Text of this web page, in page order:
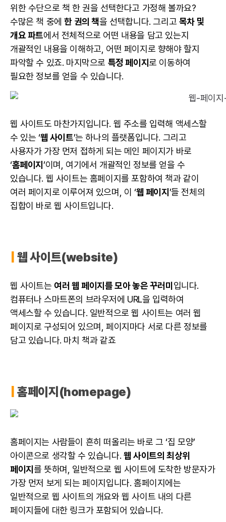
위한 수단으로 책 한 권을 선택한다고 가정해 볼까요?
수많은 책 중에한 권의 책을 선택합니다. 그리고 목차 및
개요 파트에서 전체적으로 어떤 내용을 담고 있는지
개괄적인 내용을 이해하고, 어떤 페이지로 향해야 할지
파악할 수 있죠. 마지막으로 특정 페이지로 이동하여
필요한 정보를 얻을 수 있습니다.
웹 사이트도 마찬가지입니다. 웹 주소를 입력해 액세스할
수 있는 ‘웹 사이트’는 하나의 플랫폼입니다. 그리고
사용자가 가장 먼저 접하게 되는 메인 페이지가 바로
‘홈페이지’이며, 여기에서 개괄적인 정보를 얻을 수
있습니다. 웹 사이트는 홈페이지를 포함하여 책과 같이
여러 페이지로 이루어져 있으며, 이 ‘웹 페이지 ’들 전체의
집합이 바로 웹 사이트입니다.
웹 사이트(website)
웹 사이트는여러 웹 페이지를 모아 놓은 꾸러미 입니다.
컴퓨터나 스마트폰의 브라우저에 URL을 입력하여
액세스할 수 있습니다. 일반적으로 웹 사이트는 여러 웹
페이지로 구성되어 있으며, 페이지마다 서로 다른 정보를
담고 있습니다. 마치 책과 같죠
홈페이지(homepage)
홈페이지는 사람들이 흔히 떠올리는 바로 그 ‘집 모양’
아이콘으로 생각할 수 있습니다. 웹 사이트의 최상위
페이지 를 뜻하며, 일반적으로 웹 사이트에 도착한 방문자가
가장 먼저 보게 되는 페이지입니다. 홈페이지에는
일반적으로 웹 사이트의 개요와 웹 사이트 내의 다른
페이지들에 대한 링크가 포함되어 있습니다.